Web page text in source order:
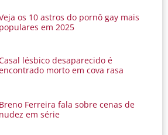
os 10 astros do pornô gay mais
populares em 2025
lésbico desaparecido é
morto em cova rasa
Breno Ferreira fala sobre cenas de
nudez em série